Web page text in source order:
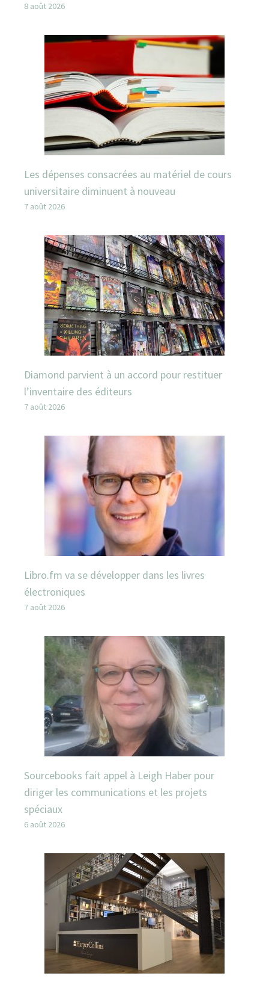
8 août 2026
Les dépenses consacrées au matériel de cours
universitaire diminuent à nouveau
7 août 2026
Diamond parvient à un accord pour restituer
l’inventaire des éditeurs
7 août 2026
Libro.fm va se développer dans les livres
électroniques
7 août 2026
Sourcebooks fait appel à Leigh Haber pour
diriger les communications et les projets
spéciaux
6 août 2026